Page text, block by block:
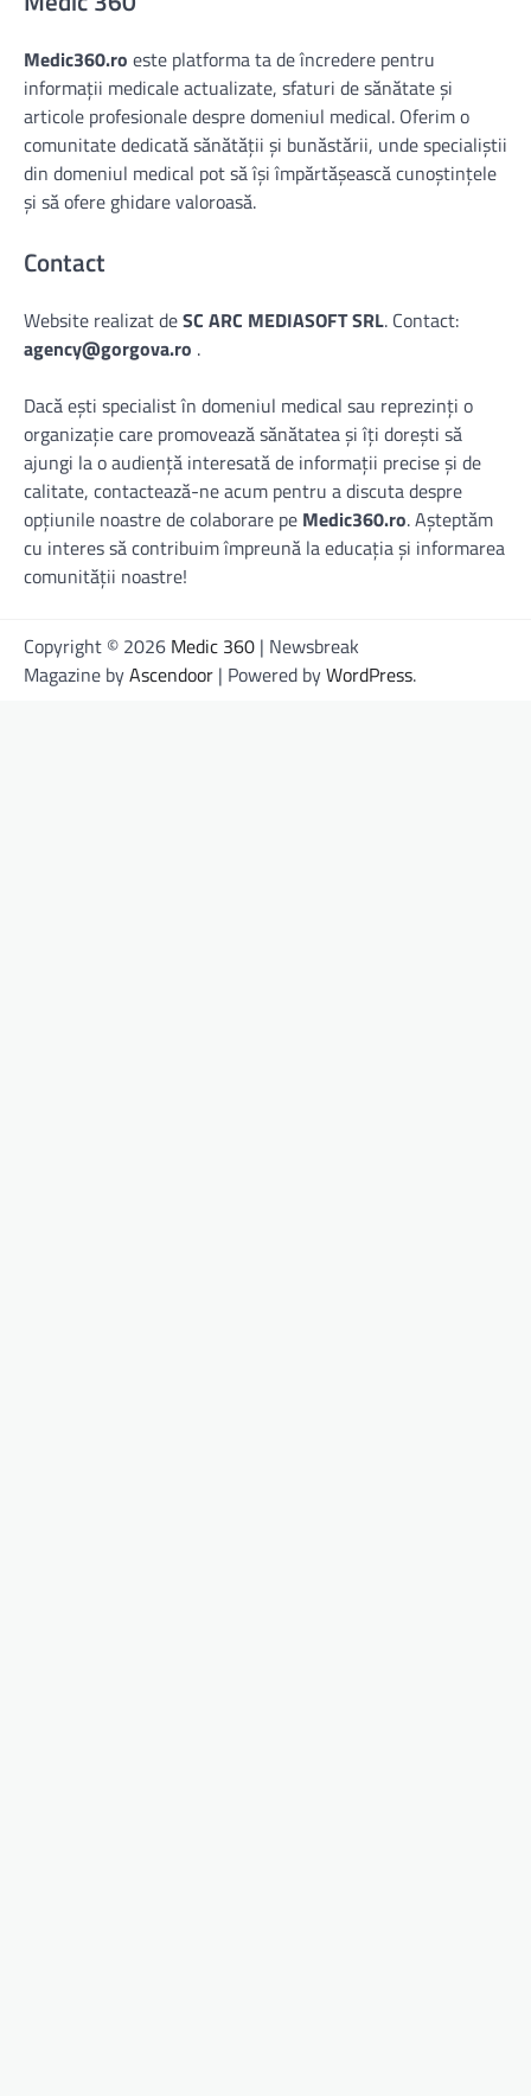
Medic360.ro este platforma ta de încredere pentru
informații medicale actualizate, sfaturi de sănătate și
articole profesionale despre domeniul medical. Oferim o
comunitate dedicată sănătății și bunăstării, unde specialiștii
din domeniul medical pot să își împărtășească cunoștințele
și să ofere ghidare valoroasă.
Contact
Website realizat deSC ARC MEDIASOFT SRL. Contact:
agency@gorgova.ro .
Dacă ești specialist în domeniul medical sau reprezinți o
organizație care promovează sănătatea și îți dorești să
ajungi la o audiență interesată de informații precise și de
calitate, contactează-ne acum pentru a discuta despre
opțiunile noastre de colaborare pe Medic360.ro. Așteptăm
cu interes să contribuim împreună la educația și informarea
comunității noastre!
Copyright © 2026 Medic 360 | Newsbreak
Magazine byAscendoor | Powered byWordPress.